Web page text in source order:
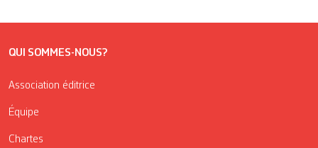
QUI SOMMES-NOUS?
Association éditrice
Équipe
Chartes